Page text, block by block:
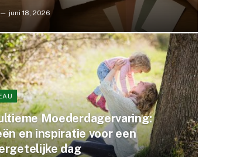
juni 18, 2026
Moederdagervaring:
en inspiratie voor een
dag